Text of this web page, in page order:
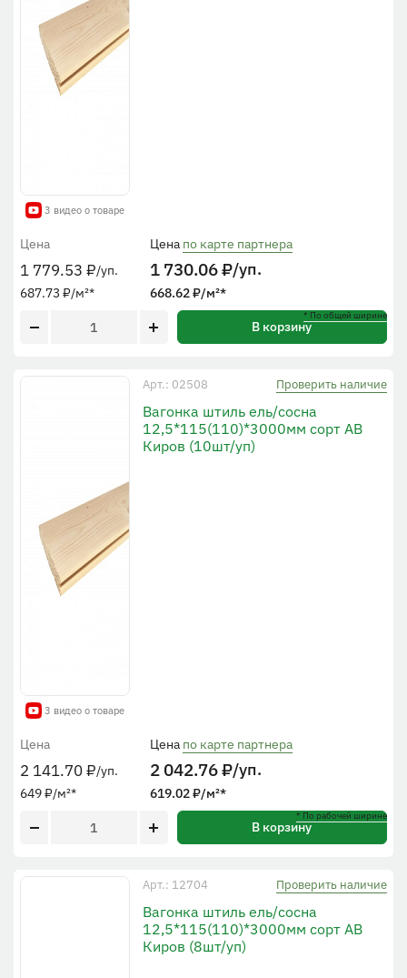
3 видео о товаре
Цена
1 779.53 ₽/уп.
687.73 ₽/м²*
Цена по карте партнера
1 730.06₽/уп.
668.62₽/м²*
* По общей ширине
В корзину
3 видео о товаре
Арт.: 02508 Проверить наличие
Вагонка штиль ель/сосна
12,5*115(110)*3000мм сорт АВ
Киров (10шт/уп)
Цена
2 141.70₽/уп.
649₽/м²*
Цена по карте партнера
2 042.76₽/уп.
619.02₽/м²*
* По рабочей ширине
В корзину
Арт.: 12704 Проверить наличие
Вагонка штиль ель/сосна
12,5*115(110)*3000мм сорт АВ
Киров (8шт/уп)